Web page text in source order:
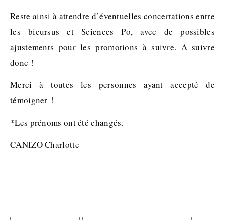
Reste ainsi à attendre d’éventuelles concertations entre
les bicursus et Sciences Po, avec de possibles
ajustements pour les promotions à suivre. A suivre
donc !
Merci à toutes les personnes ayant accepté de
témoigner !
*Les prénoms ont été changés.
CANIZO Charlotte